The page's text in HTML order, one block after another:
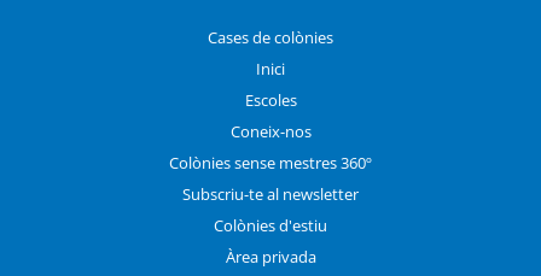
Cases de colònies
Inici
Escoles
Coneix-nos
Colònies sense mestres 360º
Subscriu-te al newsletter
Colònies d'estiu
Àrea privada